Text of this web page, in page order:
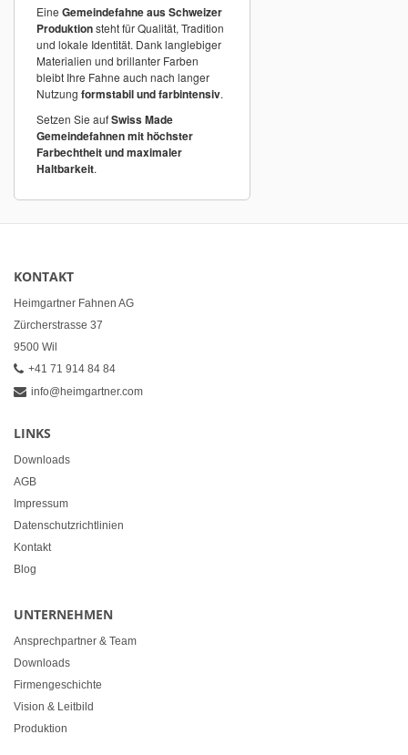
Eine Gemeindefahne aus Schweizer
Produktionsteht für Qualität, Tradition
und lokale Identität. Dank langlebiger
Materialien und brillanter Farben
bleibt Ihre Fahne auch nach langer
Nutzung formstabil und farbintensiv.
Setzen Sie aufSwiss Made
Gemeindefahnen mit höchster
Farbechtheit und maximaler
Haltbarkeit.
KONTAKT
Heimgartner Fahnen AG
Zürcherstrasse 37
9500 Wil
+41 71 914 84 84
info@heimgartner.com
LINKS
Downloads
AGB
Impressum
Datenschutzrichtlinien
Kontakt
Blog
UNTERNEHMEN
Ansprechpartner & Team
Downloads
Firmengeschichte
Vision & Leitbild
Produktion